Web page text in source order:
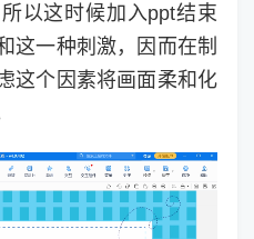
以这时候加入ppt结束
这一种刺激，因而在制
这个因素将画面柔和化